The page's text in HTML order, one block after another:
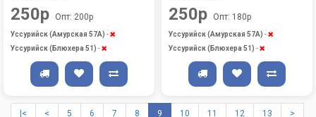
250р Опт: 200р
Уссурийск (Амурская 57А) -
Уссурийск (Блюхера 51) -
250р Опт: 180р
Уссурийск (Амурская 57А) -
Уссурийск (Блюхера 51) -
|< < 5 6 7 8 9 10 11 12 13 >